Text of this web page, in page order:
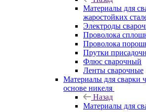
Материалы для
жаростойких
Электроды
Проволока
Проволока
Прутки
Флюс сварочный
Ленты сварочные
Материалы для сварки
основе никеля
Назад
Материалы для